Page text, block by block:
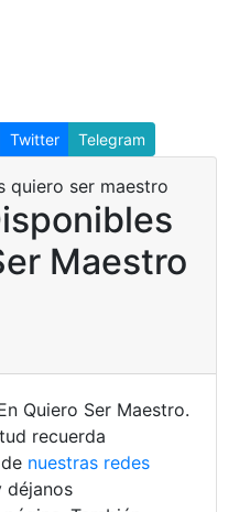
Twitter Telegram
Maestro
Quiero Ser Maestro.
recuerda
nuestras redes
déjanos